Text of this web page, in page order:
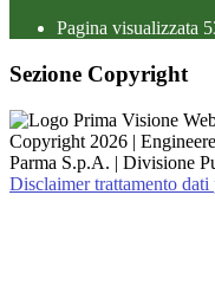
Pagina visualizzata
Sezione Copyright
Copyright 2026 |
Parma S.p.A. | Divisione
Disclaimer trattamento dati